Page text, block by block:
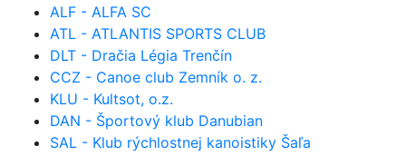
ALF - ALFA SC
ATL - ATLANTIS SPORTS CLUB
DLT - Dračia Légia Trenčín
CCZ - Canoe club Zemník o. z.
KLU - Kultsot, o.z.
DAN - Športový klub Danubian
SAL - Klub rýchlostnej kanoistiky Šaľa